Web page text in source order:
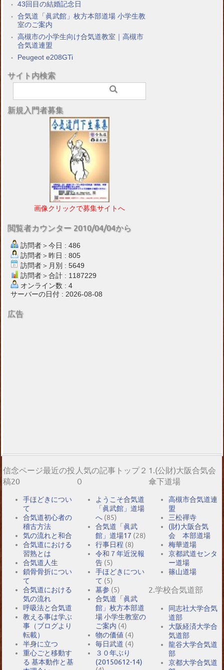
43回目の結婚記念日
合気道「眞武館」枚方本部道場 小学生教
室のご案内
高槻市の小学生向け合気道教室｜高槻市
合気道連盟
Peugeot e208GTi
サイト内検索
新規入門者募集
画像クリックで募集サイトへ
閲覧者カウンター 2010/04/04から
訪問者＞今日 : 486
訪問者＞昨日 : 805
訪問者＞月別 : 5649
訪問者＞合計 : 1187229
オンライン数 : 4
サーバーの日付 : 2026-08-08
広告
信念ページ最近の投
稿20
手ほどきについ
て
合気道初心者の
稽古方法
気の流れと和合
合気道における
習熟とは
合気道人生
鎖骨骨折につい
て
合気道における
気の流れ
呼吸法と合気道
教える事は学ぶ
事（ブログより
転載）
半身に立つ
重心ごと移動す
る 基本動作と基
人気の記事トップ２
０
ようこそ合気道
「眞武館」道場
へ (85)
合気道「眞武
館」道場17 (28)
行事日程 (8)
令和７年近況報
告 (5)
手ほどきについ
て (5)
墓参 (5)
合気道「眞武
館」枚方本部道
場 小学生教室の
ご案内 (4)
物の価値 (4)
毎日武道 (4)
３０年ぶり
(20150612-14)
1.(公財)大阪合気会
傘下道場
高槻市合気道連
盟
三松禪寺
(財)大阪合気
会 本部道場
梅華道場
京都武道センタ
ー道場
篠山道場
2.学校合気道部
同志社大学合気
道部
大阪経済大学合
気道部
龍谷大学合気道
部
京都大学合気道